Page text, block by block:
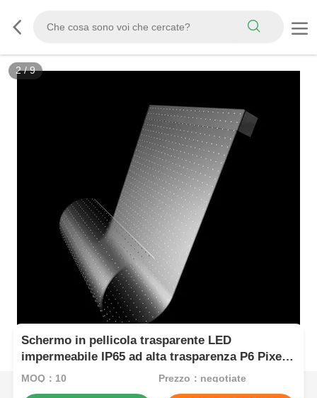
2/9
Schermo in pellicola trasparente LED
impermeabile IP65 ad alta trasparenza P6 Pixel
per vetrine per interni
MOQ：10 Prezzo：negotiate